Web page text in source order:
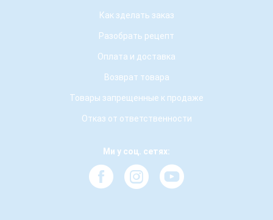
Как зделать заказ
Разобрать рецепт
Оплата и доставка
Возврат товара
Товары запрещенные к продаже
Отказ от ответственности
Ми у соц. сетях: